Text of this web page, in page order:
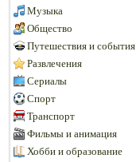
Музыка
Общество
Путешествия и события
Развлечения
Сериалы
Спорт
Транспорт
Фильмы и анимация
Хобби и образование